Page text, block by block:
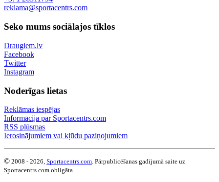
reklama@sportacentrs.com
Seko mums sociālajos tīklos
Draugiem.lv
Facebook
Twitter
Instagram
Noderīgas lietas
Reklāmas iespējas
Informācija par Sportacentrs.com
RSS plūsmas
Ierosinājumiem vai kļūdu paziņojumiem
© 2008 - 2026, Sportacentrs.com. Pārpublicēšanas gadījumā saite uz
Sportacentrs.com obligāta